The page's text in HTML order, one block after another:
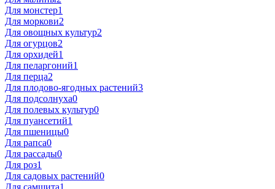
Для монстер1
Для моркови2
Для овощных культур2
Для огурцов2
Для орхидей1
Для пеларгоний1
Для перца2
Для плодово-ягодных растений3
Для подсолнуха0
Для полевых культур0
Для пуансетий1
Для пшеницы0
Для рапса0
Для рассады0
Для роз1
Для садовых растений0
Для самшита1